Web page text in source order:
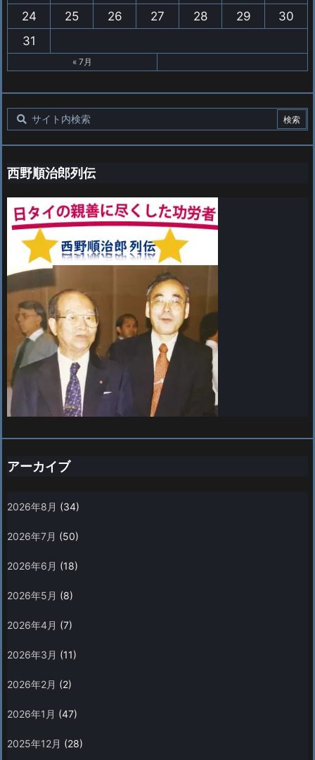
24
25 26 27 28 29
30
31
« 7月
西野順治郎列伝
アーカイブ
2026年8月 (34)
2026年7月 (50)
2026年6月 (18)
2026年5月 (8)
2026年4月 (7)
2026年3月 (11)
2026年2月 (2)
2026年1月 (47)
2025年12月 (28)